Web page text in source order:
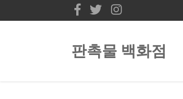
판촉물 백화점